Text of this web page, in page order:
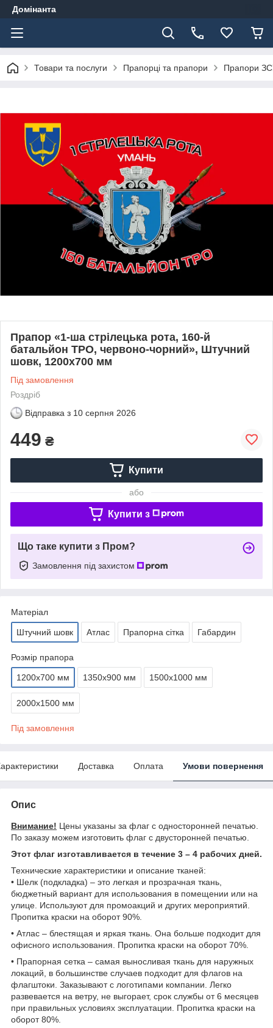
Домінанта
Товари та послуги Прапорці та прапори Прапори
Прапор «1-ша стрілецька рота, 160-й
батальйон ТРО, червоно-чорний», Штучний
шовк, 1200х700 мм
Під замовлення
Роздріб
Відправка з 10 серпня 2026
449 ₴
Купити
або
Купити з
Що таке купити з Пром?
Замовлення під захистом
Матеріал
Штучний шовк Атлас Прапорна сітка Габардин
Розмір прапора
1200х700 мм 1350х900 мм 1500х1000 мм
2000х1500 мм
Під замовлення
Доставка Оплата Умови повернення
Опис
Внимание! Цены указаны за флаг с односторонней печатью.
По заказу можем изготовить флаг с двусторонней печатью.
Этот флаг изготавливается в течение 3 – 4 рабочих дней.
Технические характеристики и описание тканей:
• Шелк (подкладка) – это легкая и прозрачная ткань,
бюджетный вариант для использования в помещении или на
улице. Используют для промоакций и других мероприятий.
Пропитка краски на оборот 90%.
• Атлас – блестящая и яркая ткань. Она больше подходит для
офисного использования. Пропитка краски на оборот 70%.
• Прапорная сетка – самая выносливая ткань для наружных
локаций, в большинстве случаев подходит для флагов на
флагштоки. Заказывают с логотипами компании. Легко
развевается на ветру, не выгорает, срок службы от 6 месяцев
при правильных условиях эксплуатации. Пропитка краски на
оборот 80%.